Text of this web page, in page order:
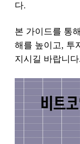
다.
본 가이드를 통해
해를 높이고, 투
지시길 바랍니